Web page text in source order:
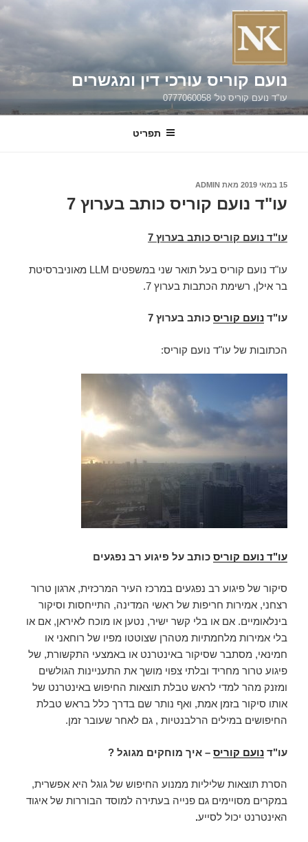
דילוג
נועם קוריס עורכי דין ומגשרים
עו"ד נועם קוריס טל' 0777060058
תפריט
פורסם
15 במאי 2019 מאת ADMIN
עו"ד נועם קוריס כותב בערוץ 7
עו"ד נועם קוריס כותב בערוץ 7
עו"ד נועם קוריס בעל תואר שני במשפטים LLM מאוניברסיטת
בר אילן, רשימת הכתבות בערוץ 7.
עו"ד נועם קוריס כותב בערוץ 7
הכתובות של עו"ד נועם קוריס:
עו"ד נועם קוריס כותב על פיגוע רב נפגעים
סיקור של פיגוע רב נפגעים במרכז העיר המרכזית, ארגון טרור
רצחני, אמירות חריפות של ראשי המדינה, התייחסות וסיקור
בינלאומיים. אם או בלי קשר ישיר, נטען או מוכח לאיראן, אם או
בלי אמירות מלחמתיות מטהרן שצוטטו מפיו של רוחאני או
חמינאי, מסתבר שסיקור באינטרנט או באמצעי התקשורת, של
פיגוע טרור מחריד ובלתי צפוי מושך את התעניינות הגולשים
ומזנק מהר למדי לראש טבלת תוצאות החיפוש באינטרנט של
אותו סיקור בזמן אמת, ואף נותר שם בדרך כלל בראש טבלת
החיפושים במילים הרלבנטיות , גם לאחר שעובר זמן.
עו"ד נועם קוריס – איך מוחקים מגוגל ?
הסרת תוצאות שליליות ממנוע החיפוש של גוגל היא אפשרית,
במקרים מסויימים גם פנייה בעתירה למוסד הבוררות של איגוד
האינטרנט יכול לסייע.